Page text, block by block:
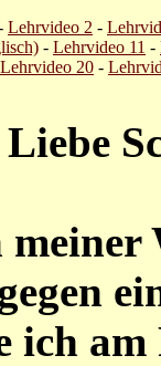
Lehrvideo 2 -
- Lehrvideo 11 -
Lehrvideo 20 -
Liebe
ich